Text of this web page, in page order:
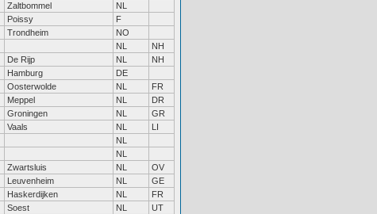
Zaltbommel
NL
Poissy
F
Trondheim
NO
NL
NH
De Rijp NL
NH
Hamburg
DE
Oosterwolde NL
FR
Meppel NL
DR
Groningen NL
GR
Vaals NL
LI
NL
NL
Zwartsluis NL
OV
Leuvenheim NL
GE
Haskerdijken NL
FR
Soest NL
UT